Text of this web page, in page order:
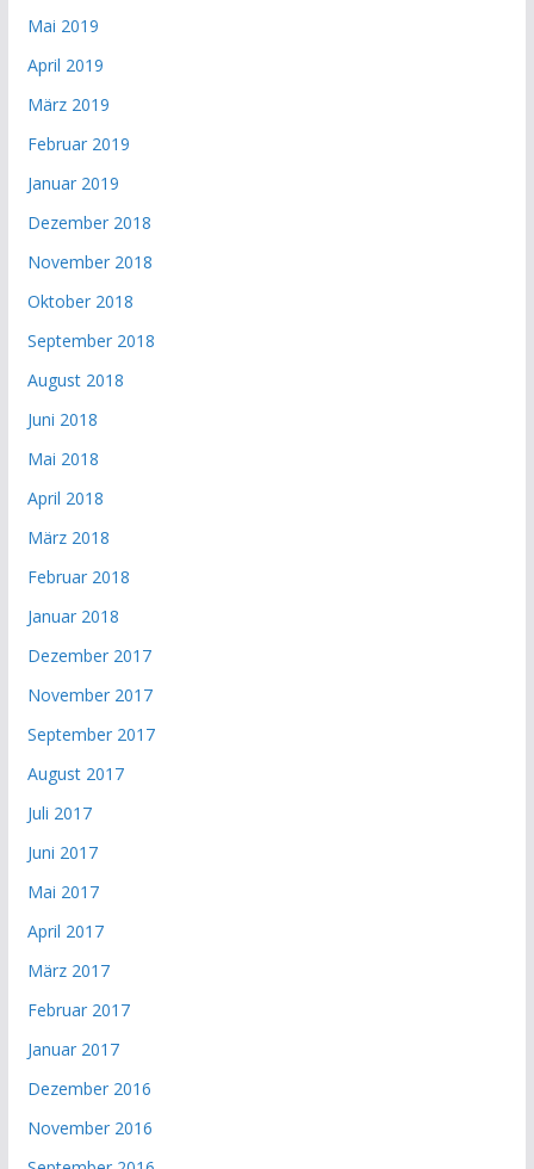
Mai 2019
April 2019
März 2019
Februar 2019
Januar 2019
Dezember 2018
November 2018
Oktober 2018
September 2018
August 2018
Juni 2018
Mai 2018
April 2018
März 2018
Februar 2018
Januar 2018
Dezember 2017
November 2017
September 2017
August 2017
Juli 2017
Juni 2017
Mai 2017
April 2017
März 2017
Februar 2017
Januar 2017
Dezember 2016
November 2016